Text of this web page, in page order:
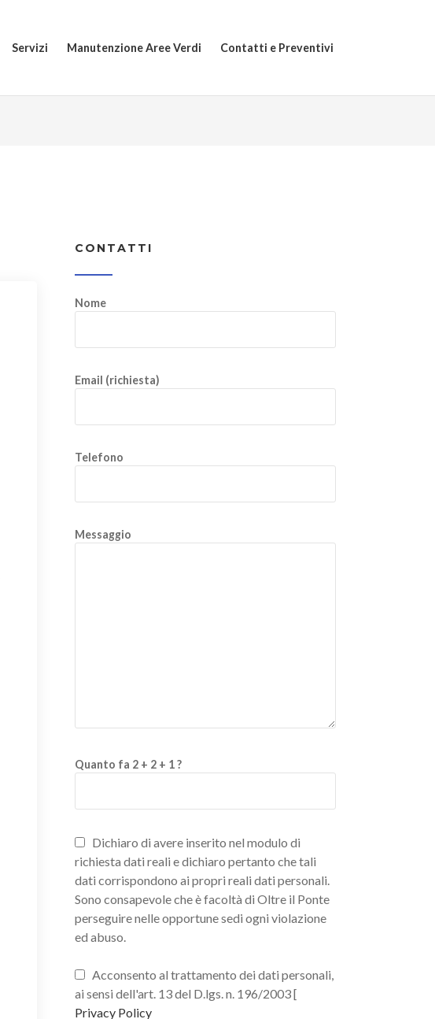
Servizi Manutenzione Aree Verdi Contatti e Preventivi
CONTATTI
Nome
Email (richiesta)
Telefono
Messaggio
Quanto fa 2 + 2 + 1 ?
Dichiaro di avere inserito nel modulo di
richiesta dati reali e dichiaro pertanto che tali
dati corrispondono ai propri reali dati personali.
Sono consapevole che è facoltà di Oltre il Ponte
perseguire nelle opportune sedi ogni violazione
ed abuso.
Acconsento al trattamento dei dati personali,
ai sensi dell'art. 13 del D.lgs. n. 196/2003 [
Privacy Policy